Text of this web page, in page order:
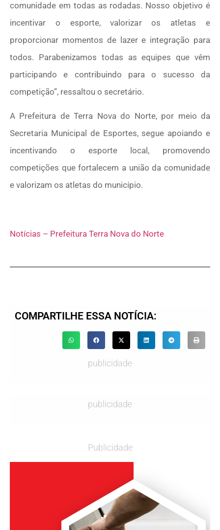
comunidade em todas as rodadas. Nosso objetivo é
incentivar o esporte, valorizar os atletas e
proporcionar momentos de lazer e integração para
todos. Parabenizamos todas as equipes que vêm
participando e contribuindo para o sucesso da
competição”, ressaltou o secretário.
A Prefeitura de Terra Nova do Norte, por meio da
Secretaria Municipal de Esportes, segue apoiando e
incentivando o esporte local, promovendo
competições que fortalecem a união da comunidade
e valorizam os atletas do município.
Notícias – Prefeitura Terra Nova do Norte
COMPARTILHE ESSA NOTÍCIA:
publicidade
publicidade
Publicidade